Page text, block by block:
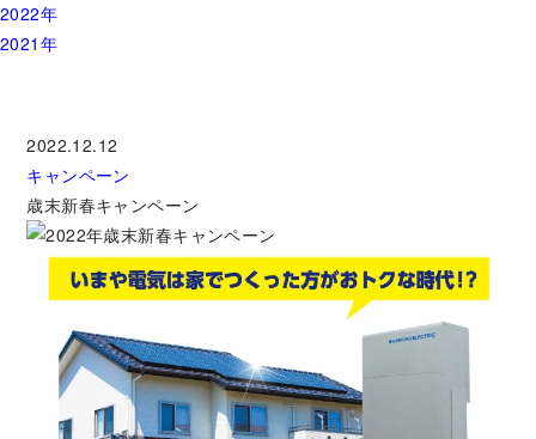
2022年
2021年
2022.12.12
キャンペーン
歳末新春キャンペーン